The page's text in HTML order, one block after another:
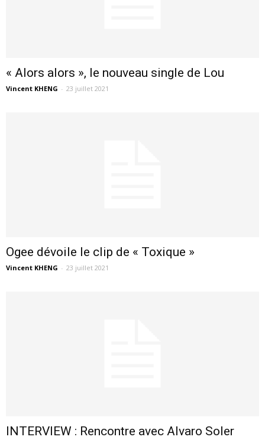
« Alors alors », le nouveau single de Lou
Vincent KHENG - 23 juillet 2021
Ogee dévoile le clip de « Toxique »
Vincent KHENG - 23 juillet 2021
INTERVIEW : Rencontre avec Alvaro Soler